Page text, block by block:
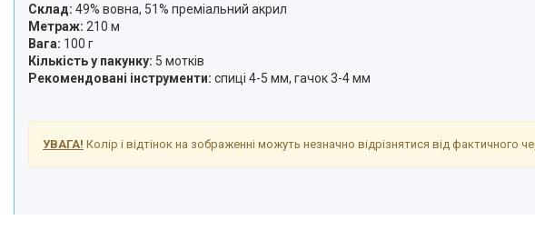
Склад: 49% вовна, 51% преміальний акрил
Метраж: 210 м
Вага: 100 г
Кількість у пакунку: 5 мотків
Рекомендовані інструменти: спиці 4-5 мм, гачок 3-4 мм
УВАГА! Колір і відтінок на зображенні можуть незначно відрізнятися від фактичного